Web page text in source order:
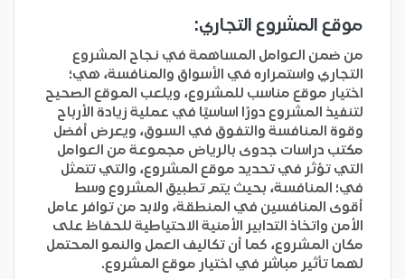
موقع المشروع التجاري:
من ضمن العوامل المساهمة في نجاح المشروع
التجاري واستمراره في الأسواق والمنافسة، هي؛
اختيار موقع مناسب للمشروع، ويلعب الموقع الصحيح
لتنفيذ المشروع دورًا اساسيًا في عملية زيادة الأرباح
وقوة المنافسة والتفوق في السوق، ويعرض أفضل
مكتب دراسات جدوى بالرياض مجموعة من العوامل
التي تؤثر في تحديد موقع المشروع، والتي تتمثل
في؛ المنافسة، بحيث يتم تطبيق المشروع وسط
أقوى المنافسين في المنطقة، ولابد من توافر عامل
الأمن واتخاذ التدابير الأمنية الاحتياطية للحفاظ على
مكان المشروع، كما أن تكاليف العمل والنمو المحتمل
لهما تأثير مباشر في اختيار موقع المشروع.